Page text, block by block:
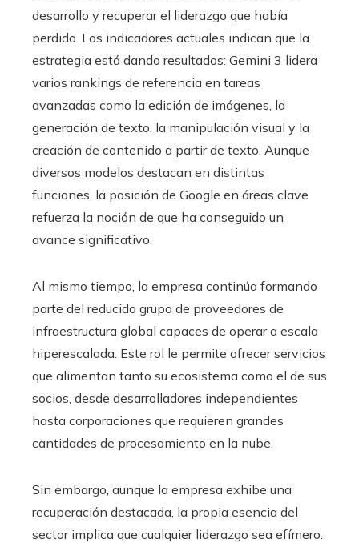
desarrollo y recuperar el liderazgo que había
perdido. Los indicadores actuales indican que la
estrategia está dando resultados: Gemini 3 lidera
varios rankings de referencia en tareas
avanzadas como la edición de imágenes, la
generación de texto, la manipulación visual y la
creación de contenido a partir de texto. Aunque
diversos modelos destacan en distintas
funciones, la posición de Google en áreas clave
refuerza la noción de que ha conseguido un
avance significativo.
Al mismo tiempo, la empresa continúa formando
parte del reducido grupo de proveedores de
infraestructura global capaces de operar a escala
hiperescalada. Este rol le permite ofrecer servicios
que alimentan tanto su ecosistema como el de sus
socios, desde desarrolladores independientes
hasta corporaciones que requieren grandes
cantidades de procesamiento en la nube.
Sin embargo, aunque la empresa exhibe una
recuperación destacada, la propia esencia del
sector implica que cualquier liderazgo sea efímero.